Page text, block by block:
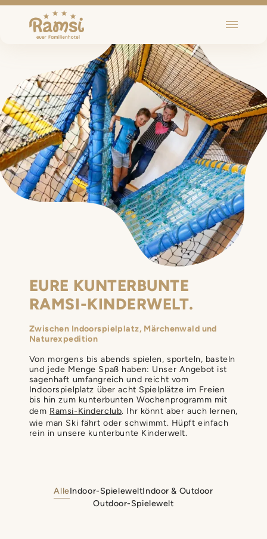
EURE KUNTERBUNTE
RAMSI-KINDERWELT.
Zwischen Indoorspielplatz, Märchenwald und
Naturexpedition
Von morgens bis abends spielen, sporteln, basteln
und jede Menge Spaß haben: Unser Angebot ist
sagenhaft umfangreich und reicht vom
Indoorspielplatz über acht Spielplätze im Freien
bis hin zum kunterbunten Wochenprogramm mit
dem Ramsi-Kinderclub. Ihr könnt aber auch lernen,
wie man Ski fährt oder schwimmt. Hüpft einfach
rein in unsere kunterbunte Kinderwelt.
AlleIndoor-SpieleweltIndoor & Outdoor
Outdoor-Spielewelt